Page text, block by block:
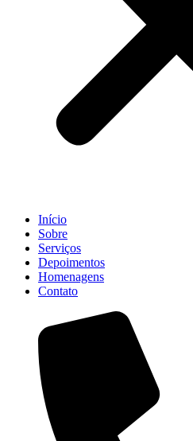
Início
Sobre
Serviços
Depoimentos
Homenagens
Contato